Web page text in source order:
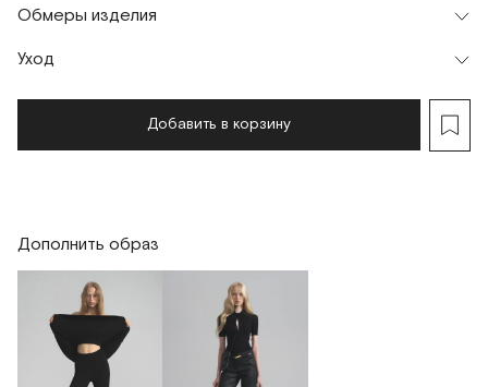
Флагман
г. Москва, Малая Бронная 16
OS
г. Москва, Малая Бронная 24/3
OS
Обмеры изделия
Мерки, см
Длина изделия
Уход
Добавить в корзину
Дополнить образ